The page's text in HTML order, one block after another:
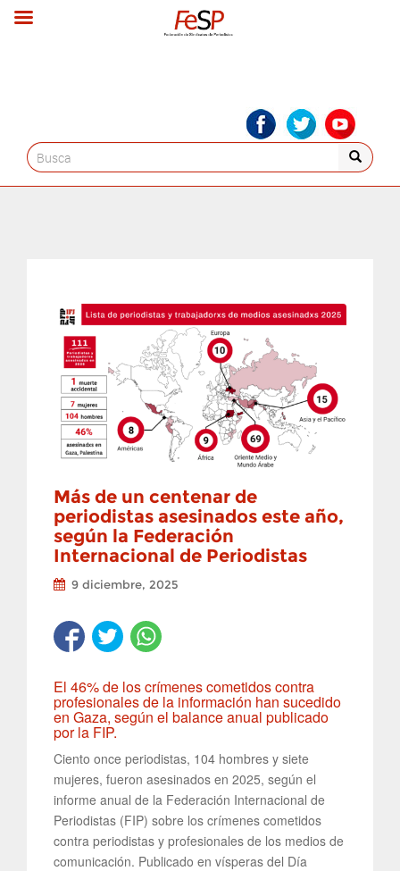
Search
for:
Más de un centenar de
periodistas asesinados este año,
según la Federación
Internacional de Periodistas
9 diciembre, 2025
El 46% de los crímenes cometidos contra
profesionales de la información han sucedido
en Gaza, según el balance anual publicado
por la FIP.
Ciento once periodistas, 104 hombres y siete
mujeres, fueron asesinados en 2025, según el
informe anual de la Federación Internacional de
Periodistas (FIP) sobre los crímenes cometidos
contra periodistas y profesionales de los medios de
comunicación. Publicado en vísperas del Día